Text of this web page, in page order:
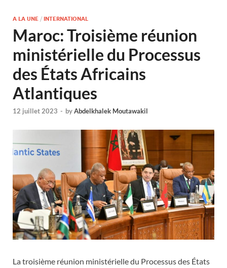
A LA UNE / INTERNATIONAL
Maroc: Troisième réunion
ministérielle du Processus
des États Africains
Atlantiques
12 juillet 2023 - byAbdelkhalek Moutawakil
La troisième réunion ministérielle du Processus des États